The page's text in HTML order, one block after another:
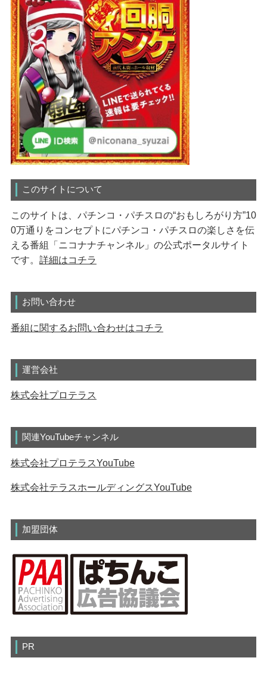
このサイトについて
このサイトは、パチンコ・パチスロの“おもしろがり方”10
0万通りをコンセプトにパチンコ・パチスロの楽しさを伝
える番組「ニコナナチャンネル」の公式ポータルサイト
です。 詳細はコチラ
お問い合わせ
番組に関するお問い合わせはコチラ
運営会社
株式会社プロテラス
関連YouTubeチャンネル
株式会社プロテラスYouTube
株式会社テラスホールディングスYouTube
加盟団体
PR